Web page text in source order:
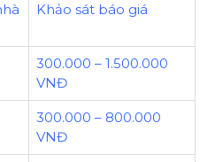
Khảo sát báo giá
300.000 – 1.500.000
VNĐ
300.000 – 800.000
VNĐ